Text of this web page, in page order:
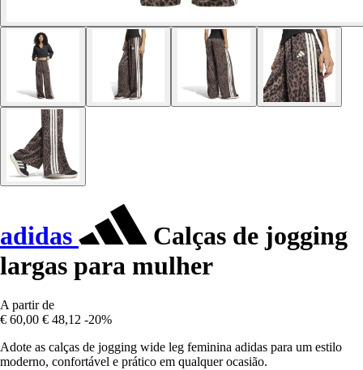
adidas
Calças de jogging
largas para mulher
A partir de
€ 60,00 € 48,12 -20%
Adote as calças de jogging wide leg feminina adidas para um estilo
moderno, confortável e prático em qualquer ocasião.